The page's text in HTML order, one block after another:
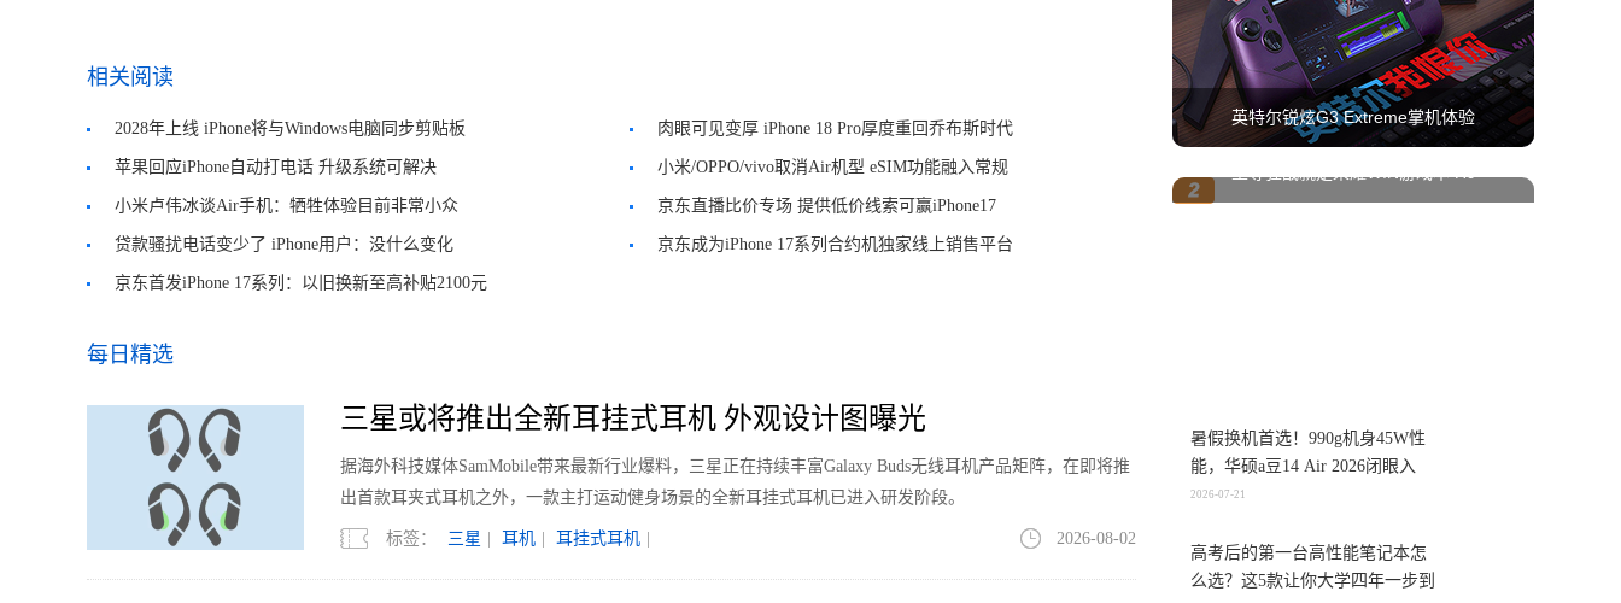
相关阅读
2028年上线 iPhone将与Windows电脑同步剪贴板 肉眼可见变厚 iPhone 18 Pro厚度重回乔布斯时代
苹果回应iPhone自动打电话 升级系统可解决 小米/OPPO/vivo取消Air机型 eSIM功能融入常规
小米卢伟冰谈Air手机：牺牲体验目前非常小众 京东直播比价专场 提供低价线索可赢iPhone17
贷款骚扰电话变少了 iPhone用户：没什么变化 京东成为iPhone 17系列合约机独家线上销售平台
京东首发iPhone 17系列：以旧换新至高补贴2100元
每日精选
三星或将推出全新耳挂式耳机 外观设计图曝光
据海外科技媒体SamMobile带来最新行业爆料，三星正在持续丰富Galaxy Buds无线耳机产品矩阵，在即将推
出首款耳夹式耳机之外，一款主打运动健身场景的全新耳挂式耳机已进入研发阶段。
标签： 三星 耳机 耳挂式耳机 2026-08-02
英特尔锐炫G3 Extreme掌机体验
暑假换机首选！990g机身45W性
能，华硕a豆14 Air 2026闭眼入
2026-07-21
高考后的第一台高性能笔记本怎
么选？这5款让你大学四年一步到